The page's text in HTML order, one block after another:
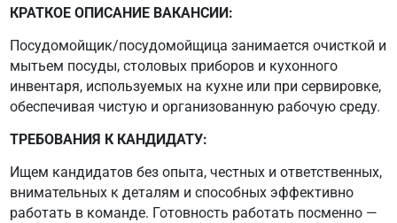
КРАТКОЕ ОПИСАНИЕ ВАКАНСИИ:
Посудомойщик/посудомойщица занимается очисткой и
мытьем посуды, столовых приборов и кухонного
инвентаря, используемых на кухне или при сервировке,
обеспечивая чистую и организованную рабочую среду.
ТРЕБОВАНИЯ К КАНДИДАТУ:
Ищем кандидатов без опыта, честных и ответственных,
внимательных к деталям и способных эффективно
работать в команде. Готовность работать посменно —